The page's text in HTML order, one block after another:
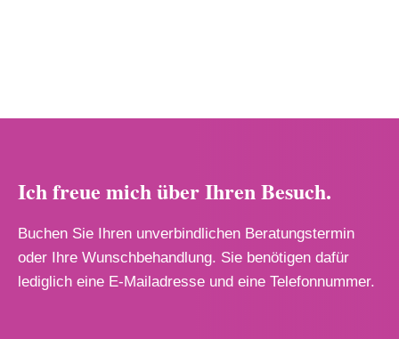
Ich freue mich über Ihren Besuch.
Buchen Sie Ihren unverbindlichen Beratungstermin
oder Ihre Wunschbehandlung. Sie benötigen dafür
lediglich eine E-Mailadresse und eine Telefonnummer.